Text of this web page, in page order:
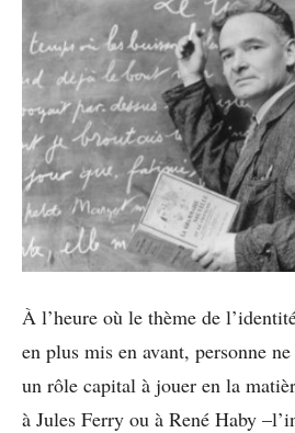
À l’heure où le thème de
en plus mis en avant, personne
un rôle capital à jouer en la
à Jules Ferry ou à René Haby